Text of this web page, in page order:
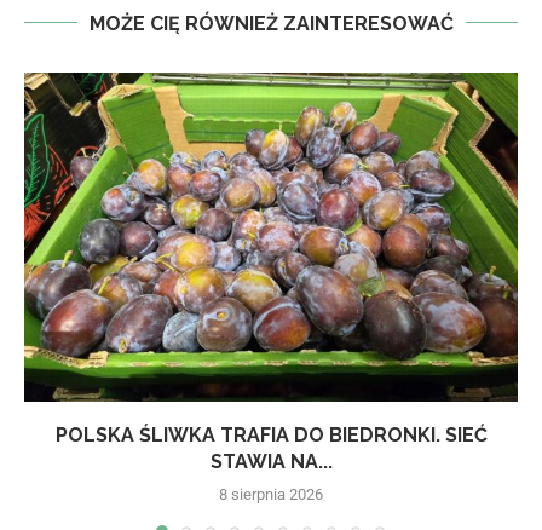
MOŻE CIĘ RÓWNIEŻ ZAINTERESOWAĆ
POLSKA ŚLIWKA TRAFIA DO BIEDRONKI. SIEĆ
STAWIA NA...
8 sierpnia 2026